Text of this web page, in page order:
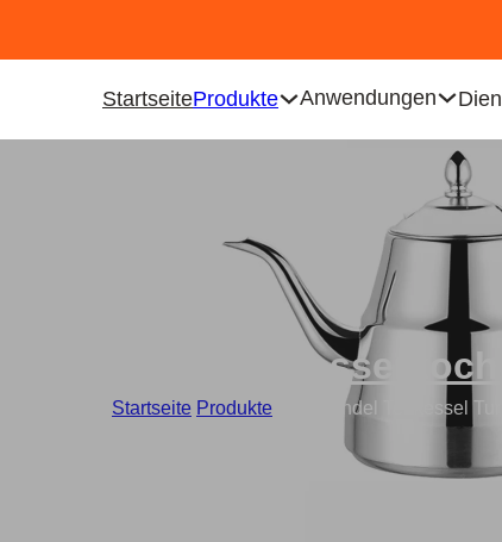
StartseiteProdukte Anwendungen
Edelstahl-
Startseite/ Produkte/ Großhandel Teekessel